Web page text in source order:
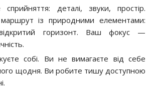
деталі, звуки, простір.
із природними елементами:
горизонт. Ваш фокус —
собі. Ви не вимагаєте від себе
щодня. Ви робите тишу доступною